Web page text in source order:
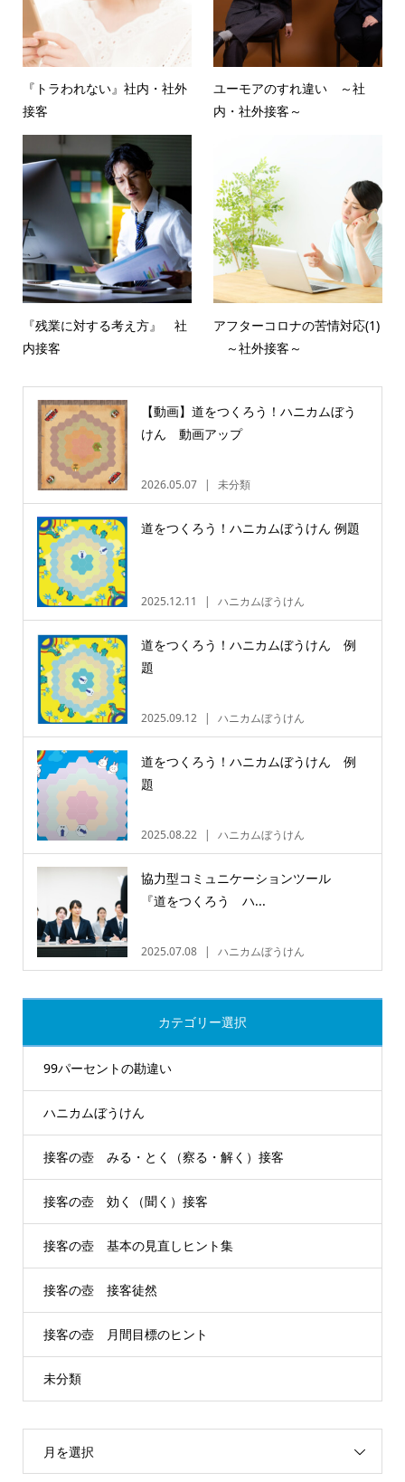
『トラわれない』社内・社外
接客
ユーモアのすれ違い ～社
内・社外接客～
『残業に対する考え方』 社
内接客
アフターコロナの苦情対応(1)
～社外接客～
【動画】道をつくろう！ハニカムぼう
けん 動画アップ
2026.05.07 未分類
道をつくろう！ハニカムぼうけん 例題
2025.12.11 ハニカムぼうけん
道をつくろう！ハニカムぼうけん 例
題
2025.09.12 ハニカムぼうけん
道をつくろう！ハニカムぼうけん 例
題
2025.08.22 ハニカムぼうけん
協力型コミュニケーションツール
『道をつくろう ハ...
2025.07.08 ハニカムぼうけん
カテゴリー選択
99パーセントの勘違い
ハニカムぼうけん
接客の壺 みる・とく（察る・解く）接客
接客の壺 効く（聞く）接客
接客の壺 基本の見直しヒント集
接客の壺 接客徒然
接客の壺 月間目標のヒント
未分類
月を選択